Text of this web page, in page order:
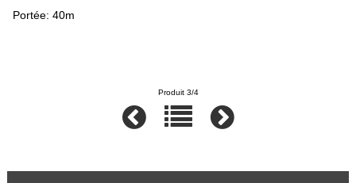
Portée: 40m
Produit 3/4